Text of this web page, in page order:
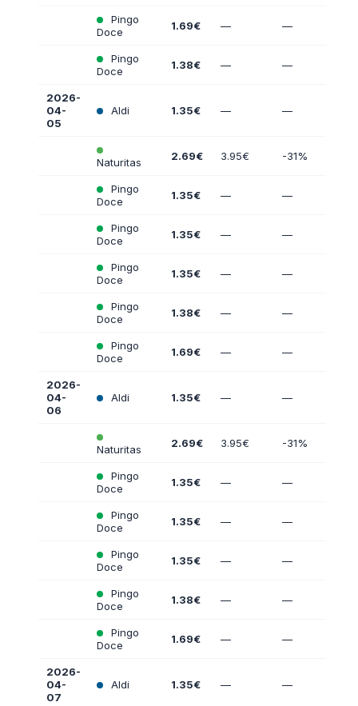
Pingo
Doce
1.69€ — —
Pingo
Doce
1.38€ — —
2026-
04-
05
Aldi 1.35€ — —
Naturitas 2.69€ 3.95€ -31%
Pingo
Doce
1.35€ — —
Pingo
Doce
1.35€ — —
Pingo
Doce
1.35€ — —
Pingo
Doce
1.38€ — —
Pingo
Doce
1.69€ — —
2026-
04-
06
Aldi 1.35€ — —
Naturitas 2.69€ 3.95€ -31%
Pingo
Doce
1.35€ — —
Pingo
Doce
1.35€ — —
Pingo
Doce
1.35€ — —
Pingo
Doce
1.38€ — —
Pingo
Doce
1.69€ — —
2026-
04-
07
Aldi 1.35€ — —